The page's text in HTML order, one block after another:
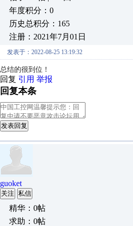
年度积分：0
历史总积分：165
注册：2021年7月01日
发表于：2022-08-25 13:19:32
总结的很到位！
回复 引用 举报
回复本条
发表回复
guoket
关注 私信
精华：0帖
求助：0帖